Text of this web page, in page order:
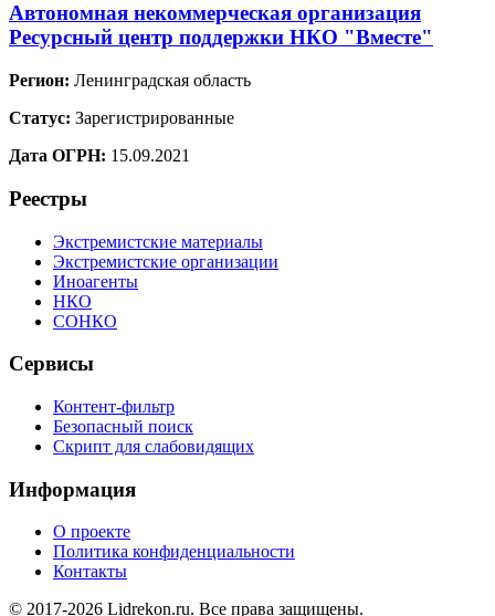
Автономная некоммерческая организация
Ресурсный центр поддержки НКО "Вместе"
Регион: Ленинградская область
Статус: Зарегистрированные
Дата ОГРН: 15.09.2021
Реестры
Экстремистские материалы
Экстремистские организации
Иноагенты
НКО
СОНКО
Сервисы
Контент-фильтр
Безопасный поиск
Скрипт для слабовидящих
Информация
О проекте
Политика конфиденциальности
Контакты
© 2017-2026 Lidrekon.ru. Все права защищены.